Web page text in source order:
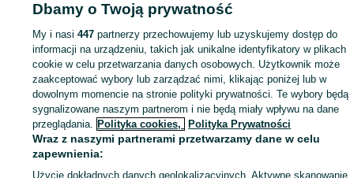
Strona główna Rolnictwo Części do maszyn rolniczych
Części do maszyn
rolniczych - Kujawsko-pomorskie
Części do maszyn rolniczych - Trląg
KATEGORIA
ID:512525680 Wyświetlenia:
Kup
Dbamy o Twoją prywatność
My i nasi447 partnerzy przechowujemy lub uzyskujemy dostęp do
informacji na urządzeniu, takich jak unikalne identyfikatory w plikach
cookie w celu przetwarzania danych osobowych. Użytkownik może
zaakceptować wybory lub zarządzać nimi, klikając poniżej lub w
dowolnym momencie na stronie polityki prywatności. Te wybory będą
sygnalizowane naszym partnerom i nie będą miały wpływu na dane
przeglądania. Polityka cookies, Polityka Prywatności
Wraz z naszymi partnerami przetwarzamy dane w celu
zapewnienia:
Użycie dokładnych danych geolokalizacyjnych. Aktywne skanowanie